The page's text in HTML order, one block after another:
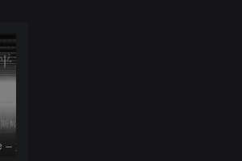
姚斯婷